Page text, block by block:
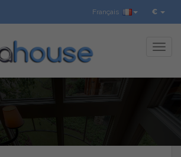
€
Français